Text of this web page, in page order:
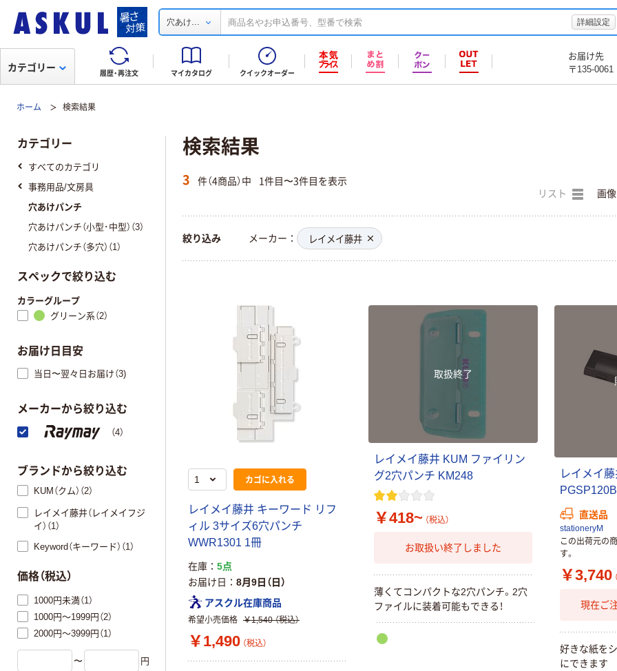
穴あけ... 詳細設定
履歴・再注文 マイカタログ クイックオーダー
お届け先
〒135-0061
カテゴリー
ホーム 検索結果
検索結果
3 件（4商品）中 1件目〜3件目を表示
リスト 画像
絞り込み メーカー レイメイ藤井
カゴに入れる
レイ メイ藤井 キーワー ド リ フ
ィ ル 3サイ ズ6穴パンチ
WWR1301 1冊
在庫
5点
お届け日
8月9日（日）
アスクル在庫商品
希望小売価格 ￥1,540 （税込）
￥1,490 （税込）
取扱終了
レイ メイ藤井 KUM フ ァイ リ ン
グ2穴パンチ KM248
￥418~ （税込）
お取扱い終了しました
薄く てコ ンパク トな2穴パンチ。 2穴
フ ァイ ルに装着可能もできる ！
レイ メイ藤
PGSP120B
直送品
stationeryM
この出荷元の
す。
￥3,740
現在ご
好きな紙をシ
にでき ます
カテゴリー
すべてのカテゴリ
事務用品/文房具
穴あけパンチ
穴あけパンチ（小型･中型）（3）
穴あけパンチ（多穴）（1）
スペックで絞り込む
カラーグループ
グリーン系（2）
お届け日目安
当日〜翌々日お届け（3)
メーカーから絞り込む
（4）
ブランドから絞り込む
KUM（クム）（2）
レイメイ藤井（レイメイフジ
イ）（1）
Keyword（キーワード）（1）
価格（税込）
1000円未満（1）
1000円～1999円（2）
2000円～3999円（1）
〜 円